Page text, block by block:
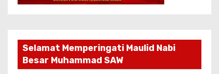
Selamat Memperingati Maulid Nabi
Besar Muhammad SAW